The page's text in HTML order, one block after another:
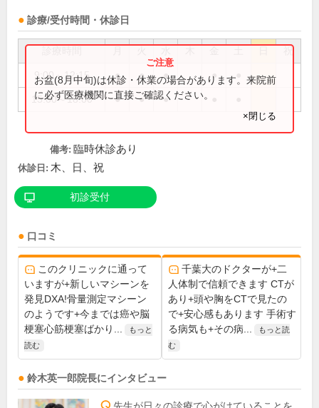
診療/受付時間・休診日
祝
9:00～12:15 ● ● ● ●
15:00～18:00 ● ● ●
お盆(8月中旬)は休診・休業の場合があります。来院前
に必ず医療機関に直接ご確認ください。
×閉じる
備考: 臨時休診あり
休診日: 木、日、祝
初診受付
口コミ
このクリニックに通って
いますが+新しいマシーンを
発見DXA!骨量測定マシーン
のようです+今までは癌や脳
梗塞心筋梗塞ばかり...
もっと
読む
千葉大のドクターが+二
人体制で信頼できます CTが
あり+頭や胸をCTで見たの
で+安心感もあります 手術す
る病気も+その病...
もっと読
む
鈴木英一郎院長にインタビュー